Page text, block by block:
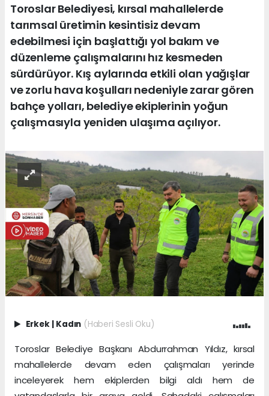
Toroslar Belediyesi, kırsal mahallelerde
tarımsal üretimin kesintisiz devam
edebilmesi için başlattığı yol bakım ve
düzenleme çalışmalarını hız kesmeden
sürdürüyor. Kış aylarında etkili olan yağışlar
ve zorlu hava koşulları nedeniyle zarar gören
bahçe yolları, belediye ekiplerinin yoğun
çalışmasıyla yeniden ulaşıma açılıyor.
Erkek | Kadın (Haberi Sesli Oku)
Toroslar Belediye Başkanı Abdurrahman Yıldız, kırsal
mahallelerde devam eden çalışmaları yerinde
inceleyerek hem ekiplerden bilgi aldı hem de